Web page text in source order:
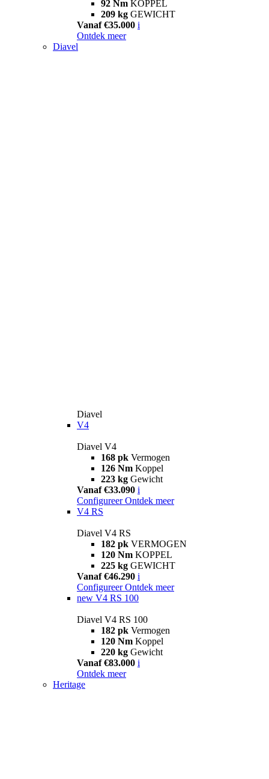
92 Nm KOPPEL
209 kg GEWICHT
Vanaf €35.000 i
Ontdek meer
Diavel
Diavel
V4
Diavel V4
168 pk Vermogen
126 Nm Koppel
223 kg Gewicht
Vanaf €33.090 i
Configureer Ontdek meer
V4 RS
Diavel V4 RS
182 pk VERMOGEN
120 Nm KOPPEL
225 kg GEWICHT
Vanaf €46.290 i
Configureer Ontdek meer
new V4 RS 100
Diavel V4 RS 100
182 pk Vermogen
120 Nm Koppel
220 kg Gewicht
Vanaf €83.000 i
Ontdek meer
Heritage